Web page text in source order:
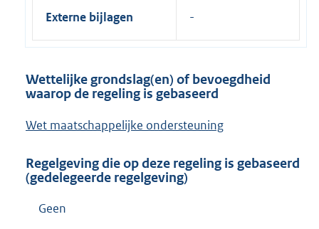
Externe bijlagen
Wettelijke grondslag(en) of bevoegdheid
waarop de regeling is gebaseerd
Wet maatschappelijke ondersteuning
Regelgeving die op deze regeling is gebaseerd
(gedelegeerde regelgeving)
Geen